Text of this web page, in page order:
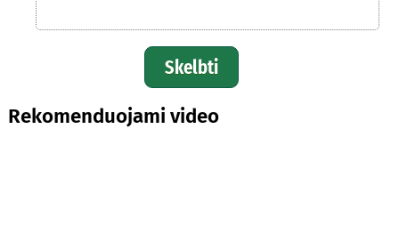
Skelbti
Rekomenduojami video